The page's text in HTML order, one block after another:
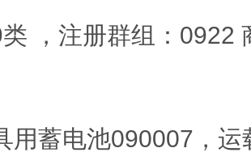
，注册群组：0922
用蓄电池090007，